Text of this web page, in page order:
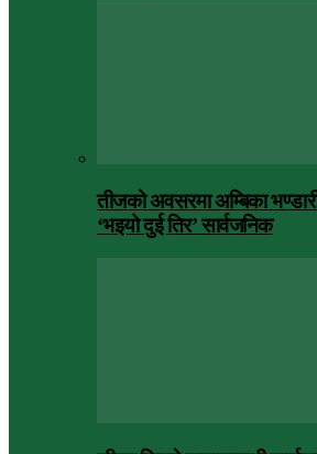
तीजको अवसरमा अम्बिका
‘भइयो दुई तिर’ सार्वजनिक